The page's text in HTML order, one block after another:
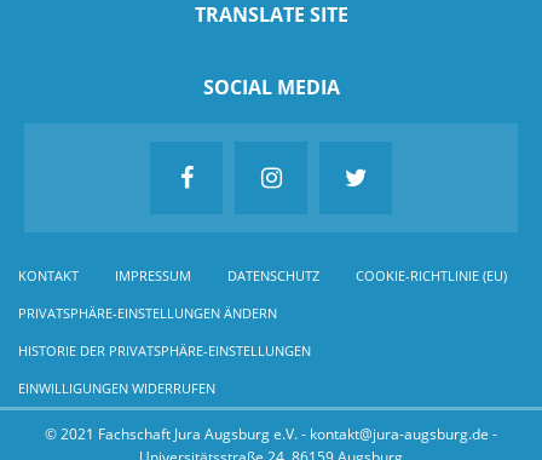
TRANSLATE SITE
SOCIAL MEDIA
KONTAKT IMPRESSUM DATENSCHUTZ COOKIE-RICHTLINIE (EU)
PRIVATSPHÄRE-EINSTELLUNGEN ÄNDERN
HISTORIE DER PRIVATSPHÄRE-EINSTELLUNGEN
EINWILLIGUNGEN WIDERRUFEN
© 2021 Fachschaft Jura Augsburg e.V. - kontakt@jura-augsburg.de -